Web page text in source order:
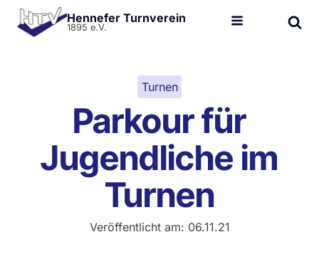
Hennefer Turnverein
1895 e.V.
Turnen
Parkour für
Jugendliche im
Turnen
Veröffentlicht am: 06.11.21